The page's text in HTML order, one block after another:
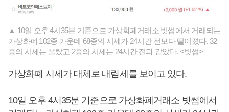
▲ 10일 오후 4시35분 기준으로 가상화폐거래소 빗썸에서 거래되는
가상화폐 102종 가운데 68종의 시세가 24시간 전보다 떨어졌다. 32
종의 시세는 올랐고 2종의 시세는 24시간 전과 같았다. <빗썸>
가상화폐 시세가 대체로 내림세를 보이고 있다.
10일 오후 4시35분 기준으로 가상화폐거래소 빗썸에서